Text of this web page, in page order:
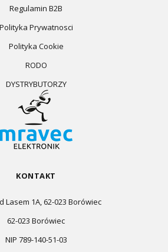
Regulamin B2B
Polityka Prywatnosci
Polityka Cookie
RODO
DYSTRYBUTORZY
KONTAKT
Lasem 1A, 62-023 Borówiec
62-023 Borówiec
NIP 789-140-51-03